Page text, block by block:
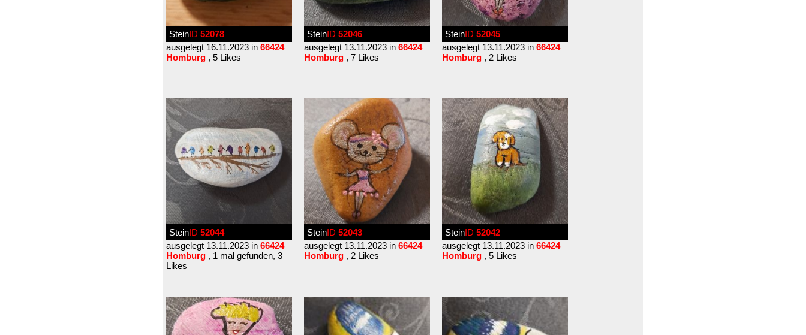
SteinID 52078
ausgelegt 16.11.2023 in 66424
Homburg , 5 Likes
SteinID 52046
ausgelegt 13.11.2023 in 66424
Homburg , 7 Likes
SteinID 52045
ausgelegt 13.11.2023 in 66424
Homburg , 2 Likes
SteinID 52044
ausgelegt 13.11.2023 in 66424
Homburg , 1 mal gefunden, 3
Likes
SteinID 52043
ausgelegt 13.11.2023 in 66424
Homburg , 2 Likes
SteinID 52042
ausgelegt 13.11.2023 in 66424
Homburg , 5 Likes